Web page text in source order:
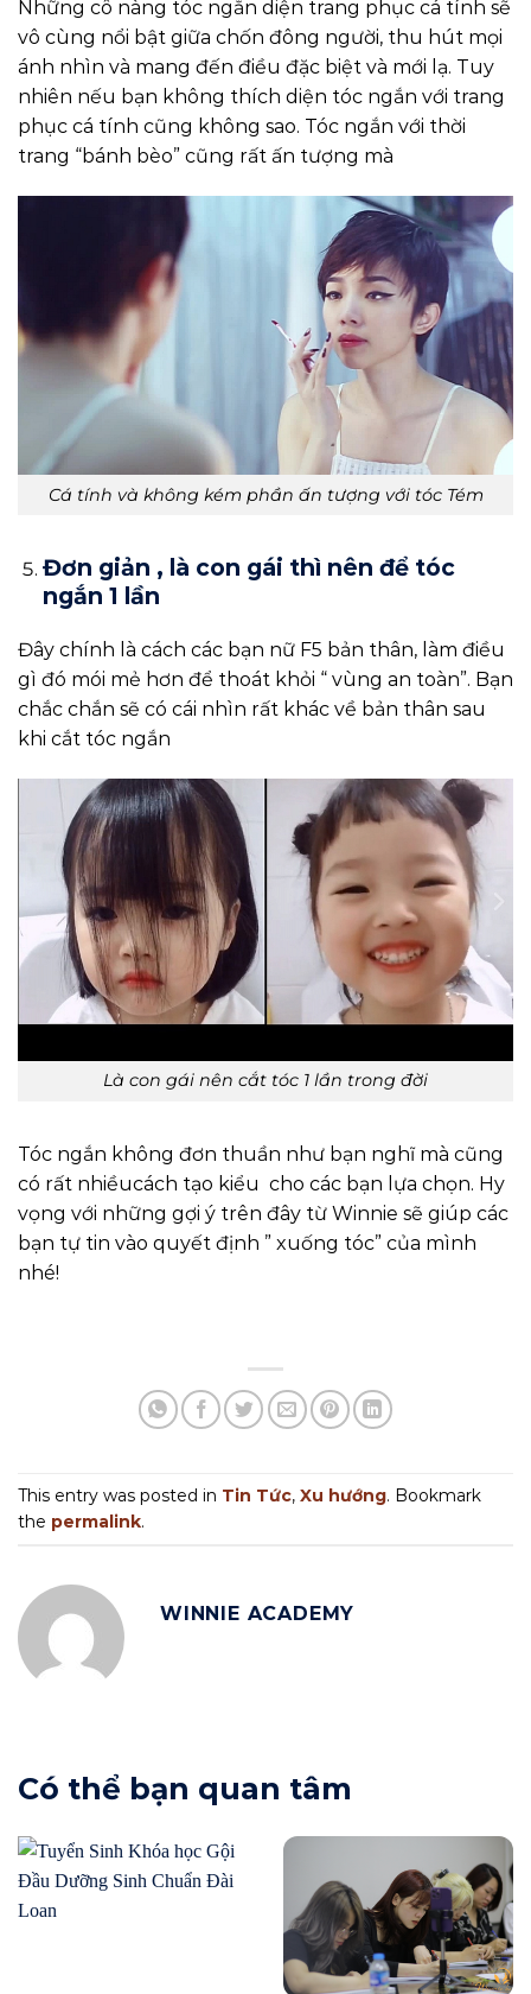
Những cô nàng tóc ngắn diện trang phục cá tính sẽ
vô cùng nổi bật giữa chốn đông người, thu hút mọi
ánh nhìn và mang đến điều đặc biệt và mới lạ. Tuy
nhiên nếu bạn không thích diện tóc ngắn với trang
phục cá tính cũng không sao. Tóc ngắn với thời
trang “bánh bèo” cũng rất ấn tượng mà
Cá tính và không kém phần ấn tượng với tóc Tém
Đơn giản , là con gái thì nên để tóc
ngắn 1 lần
Đây chính là cách các bạn nữ F5 bản thân, làm điều
gì đó mói mẻ hơn để thoát khỏi “ vùng an toàn”. Bạn
chắc chắn sẽ có cái nhìn rất khác về bản thân sau
khi cắt tóc ngắn
Là con gái nên cắt tóc 1 lần trong đời
Tóc ngắn không đơn thuần như bạn nghĩ mà cũng
có rất nhiềucách tạo kiểu cho các bạn lựa chọn. Hy
vọng với những gợi ý trên đây từ Winnie sẽ giúp các
bạn tự tin vào quyết định ” xuống tóc” của mình
nhé!
This entry was posted in Tin Tức, Xu hướng. Bookmark
the permalink.
WINNIE ACADEMY
Có thể bạn quan tâm